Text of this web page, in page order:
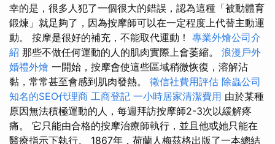
幸的是，很多人犯了一個很大的錯誤，認為這種「被動體育
鍛煉」就足夠了，因為按摩師可以在一定程度上代替主動運
動。 按摩是很好的補充，不能取代運動！ 專業外燴公司介
紹 那些不做任何運動的人的肌肉實際上會萎縮。 浪漫戶外
婚禮外燴 一開始，按摩會使這些區域稍微恢復，溶解沾
黏，常常甚至會感到肌肉發熱。 徵信社費用評估 除蟲公司
知名的SEO代理商 工商登記 一小時居家清潔費用 由於某種
原因無法積極運動的人，每週拜訪按摩師2-3次以緩解疼
痛。 它只能由合格的按摩治療師執行，並且他或她只能在
醫療指示下執行。 1867年，荷蘭人梅茲格出版了一本總結